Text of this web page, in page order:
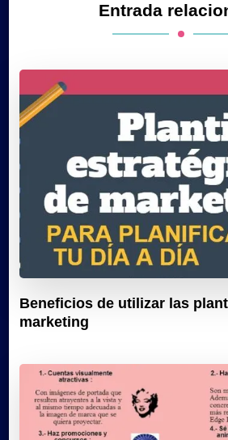
Entrada
Beneficios de utilizar las
marketing